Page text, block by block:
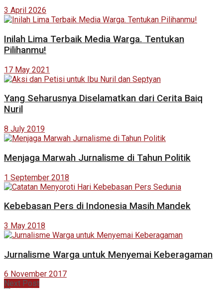
3 April 2026
Inilah Lima Terbaik Media Warga. Tentukan
Pilihanmu!
17 May 2021
Yang Seharusnya Diselamatkan dari Cerita Baiq
Nuril
8 July 2019
Menjaga Marwah Jurnalisme di Tahun Politik
1 September 2018
Kebebasan Pers di Indonesia Masih Mandek
3 May 2018
Jurnalisme Warga untuk Menyemai Keberagaman
6 November 2017
Next Post